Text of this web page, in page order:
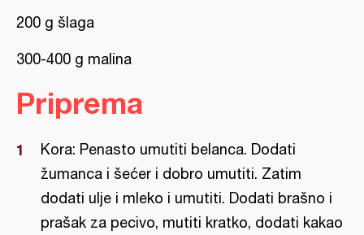
200 g šlaga
300-400 g malina
Priprema
Kora: Penasto umutiti belanca. Dodati
žumanca i šećer i dobro umutiti. Zatim
dodati ulje i mleko i umutiti. Dodati brašno i
prašak za pecivo, mutiti kratko, dodati kakao